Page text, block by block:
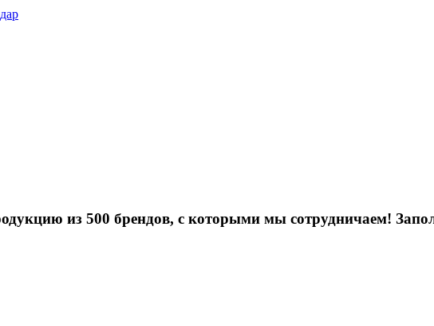
из 500 брендов, с которыми мы сотрудничаем!